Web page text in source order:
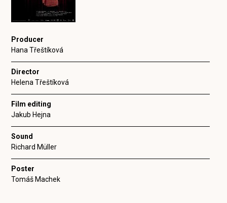
Producer
Hana Třeštíková
Director
Helena Třeštíková
Film editing
Jakub Hejna
Sound
Richard Müller
Poster
Tomáš Machek